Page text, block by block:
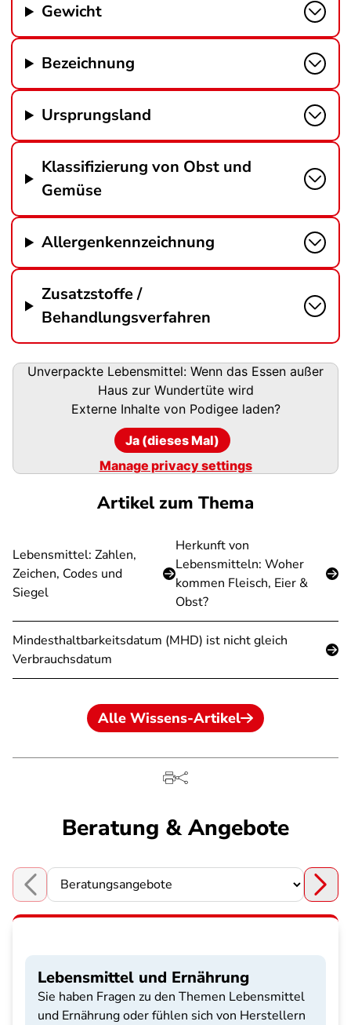
Gewicht
Bezeichnung
Ursprungsland
Klassifizierung von Obst und
Gemüse
Allergenkennzeichnung
Zusatzstoffe /
Behandlungsverfahren
Podigee-
Unverpackte Lebensmittel: Wenn das Essen außer
Haus zur Wundertüte wird
Externe Inhalte von Podigeeladen?
Ja (dieses Mal)
Manage privacy settings
Artikel zum Thema
Lebensmittel: Zahlen,
Zeichen, Codes und
Siegel
Herkunft von
Lebensmitteln: Woher
kommen Fleisch, Eier &
Obst?
Mindesthaltbarkeitsdatum (MHD) ist nicht gleich
Verbrauchsdatum
Alle Wissens-Artikel
Beratung & Angebote
Choose a section
Lebensmittel und Ernährung
Sie haben Fragen zu den Themen Lebensmittel
und Ernährung oder fühlen sich von Herstellern